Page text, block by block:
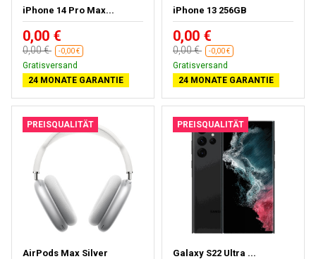
iPhone 14 Pro Max...
0,00 €
0,00 € -0,00 €
Gratisversand
24 MONATE GARANTIE
iPhone 13 256GB
0,00 €
0,00 € -0,00 €
Gratisversand
24 MONATE GARANTIE
PREISQUALITÄT
AirPods Max Silver
PREISQUALITÄT
Galaxy S22 Ultra ...